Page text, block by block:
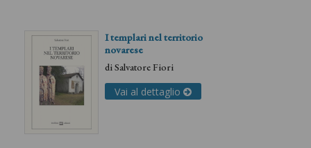
I templari nel territorio
novarese
diSalvatore Fiori
Vai al dettaglio